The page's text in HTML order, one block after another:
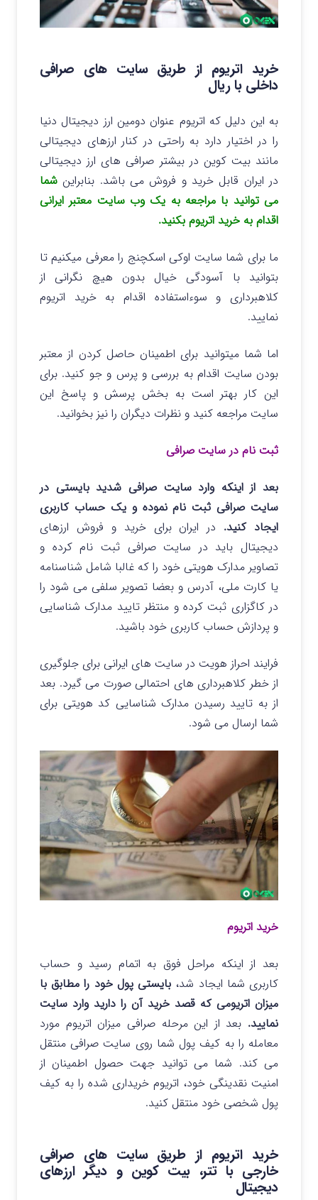
خرید اتریوم از طریق سایت های صرافی
داخلی با ریال
به این دلیل که اتریوم عنوان دومین ارز دیجیتال دنیا
را در اختیار دارد به راحتی در کنار ارزهای دیجیتالی
مانند بیت کوین در بیشتر صرافی های ارز دیجیتالی
در ایران قابل خرید و فروش می باشد. بنابراینشما
می توانید با مراجعه به یک وب سایت معتبر ایرانی
اقدام به خرید اتریوم بکنید.
ما برای شما سایت اوکی اسکچنج را معرفی میکنیم تا
بتوانید با آسودگی خیال بدون هیچ نگرانی از
کلاهبرداری و سوءاستفاده اقدام به خرید اتریوم
نمایید.
اما شما میتوانید برای اطمینان حاصل کردن از معتبر
بودن سایت اقدام به بررسی و پرس و جو کنید. برای
این کار بهتر است به بخش پرسش و پاسخ این
سایت مراجعه کنید و نظرات دیگران را نیز بخوانید.
ثبت نام در سایت صرافی
بعد از اینکه وارد سایت صرافی شدید بایستی در
سایت صرافی ثبت نام نموده و یک حساب کاربری
ایجاد کنید. در ایران برای خرید و فروش ارزهای
دیجیتال باید در سایت صرافی ثبت نام کرده و
تصاویر مدارک هویتی خود را که غالبا شامل شناسنامه
یا کارت ملی، آدرس و بعضا تصویر سلفی می شود را
در کاگزاری ثبت کرده و منتظر تایید مدارک شناسایی
و پردازش حساب کاربری خود باشید.
فرایند احراز هویت در سایت های ایرانی برای جلوگیری
از خطر کلاهبرداری های احتمالی صورت می گیرد. بعد
از به تایید رسیدن مدارک شناسایی کد هویتی برای
شما ارسال می شود.
خرید اتریوم
بعد از اینکه مراحل فوق به اتمام رسید و حساب
کاربری شما ایجاد شد، بایستی پول خود را مطابق با
میزان اتریومی که قصد خرید آن را دارید وارد سایت
نمایید. بعد از این مرحله صرافی میزان اتریوم مورد
معامله را به کیف پول شما روی سایت صرافی منتقل
می کند. شما می توانید جهت حصول اطمینان از
امنیت نقدینگی خود، اتریوم خریداری شده را به کیف
پول شخصی خود منتقل کنید.
خرید اتریوم از طریق سایت های صرافی
خارجی با تتر، بیت کوین و دیگر ارزهای
دیجیتال